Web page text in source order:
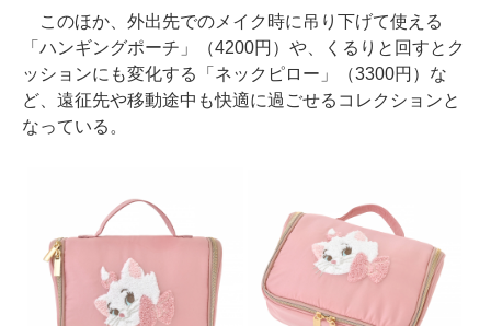
このほか、外出先でのメイク時に吊り下げて使える
「ハンギングポーチ」（4200円）や、くるりと回すとク
ッションにも変化する「ネックピロー」（3300円）な
ど、遠征先や移動途中も快適に過ごせるコレクションと
なっている。